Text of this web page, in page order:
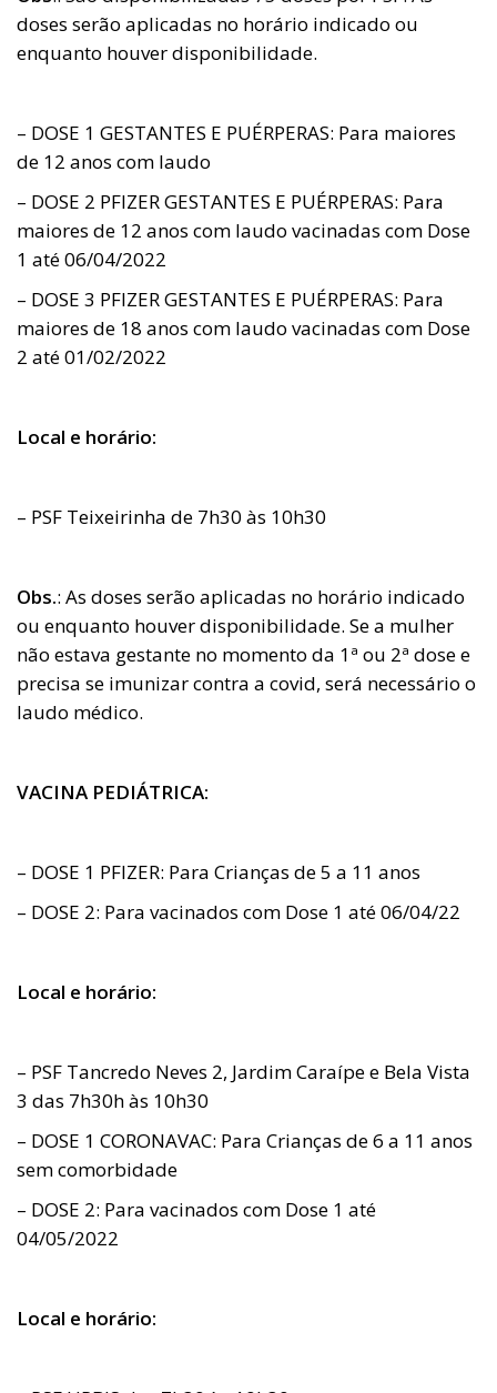
doses serão aplicadas no horário indicado ou
enquanto houver disponibilidade.
– DOSE 1 GESTANTES E PUÉRPERAS: Para maiores
de 12 anos com laudo
– DOSE 2 PFIZER GESTANTES E PUÉRPERAS: Para
maiores de 12 anos com laudo vacinadas com Dose
1 até 06/04/2022
– DOSE 3 PFIZER GESTANTES E PUÉRPERAS: Para
maiores de 18 anos com laudo vacinadas com Dose
2 até 01/02/2022
Local e horário:
– PSF Teixeirinha de 7h30 às 10h30
Obs.: As doses serão aplicadas no horário indicado
ou enquanto houver disponibilidade. Se a mulher
não estava gestante no momento da 1ª ou 2ª dose e
precisa se imunizar contra a covid, será necessário o
laudo médico.
VACINA PEDIÁTRICA:
– DOSE 1 PFIZER: Para Crianças de 5 a 11 anos
– DOSE 2: Para vacinados com Dose 1 até 06/04/22
Local e horário:
– PSF Tancredo Neves 2, Jardim Caraípe e Bela Vista
3 das 7h30h às 10h30
– DOSE 1 CORONAVAC: Para Crianças de 6 a 11 anos
sem comorbidade
– DOSE 2: Para vacinados com Dose 1 até
04/05/2022
Local e horário: